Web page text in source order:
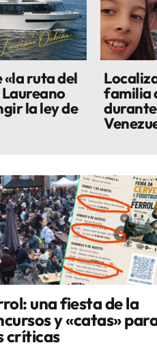
ruta del
la ley de
familia
una fiesta de la
y «catas»
críticas